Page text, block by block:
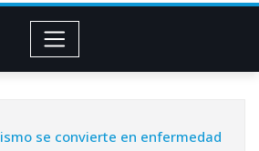
se convierte en enfermedad